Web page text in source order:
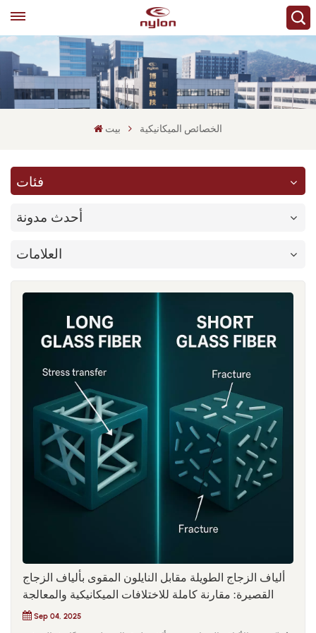
بيت الخصائص الميكانيكية
فئات
أحدث مدونة
العلامات
ألياف الزجاج الطويلة مقابل النايلون المقوى بألياف الزجاج
القصيرة: مقارنة كاملة للاختلافات الميكانيكية والمعالجة
Sep 04, 2025